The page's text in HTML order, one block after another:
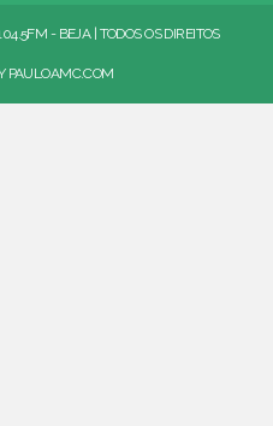
- BEJA | TODOS OS DIREITOS
PAULOAMC.COM